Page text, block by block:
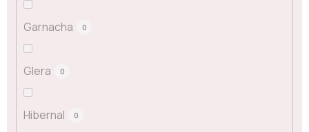
Garnacha 0
Glera 0
Hibernal 0